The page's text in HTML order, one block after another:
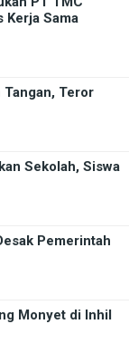
Kerja Sama
Tangan, Teror
Sekolah, Siswa
Pemerintah
Monyet di Inhil